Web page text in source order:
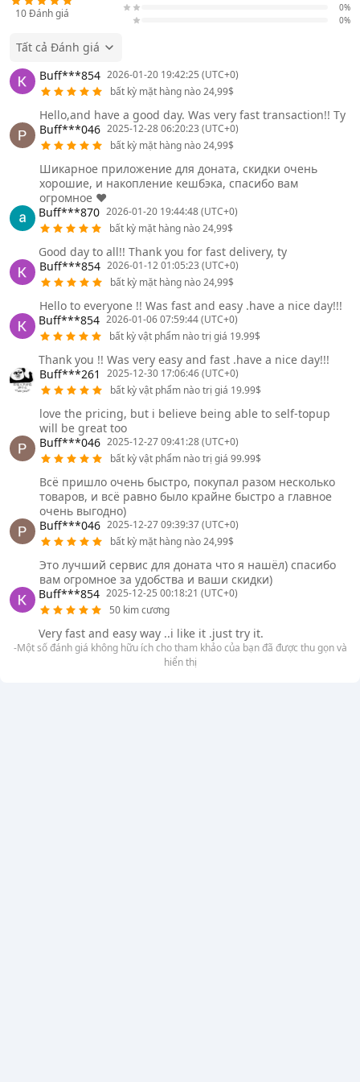
10Đánh giá
0%
0%
Tất cả Đánh giá
Buff***854 2026-01-20 19:42:25 (UTC+0)
bất kỳ mặt hàng nào 24,99$
Hello,and have a good day. Was very fast transaction!! Ty
Buff***046 2025-12-28 06:20:23 (UTC+0)
bất kỳ mặt hàng nào 24,99$
Шикарное приложение для доната, скидки очень
хорошие, и накопление кешбэка, спасибо вам
огромное ❤️
Buff***870 2026-01-20 19:44:48 (UTC+0)
bất kỳ mặt hàng nào 24,99$
Good day to all!! Thank you for fast delivery, ty
Buff***854 2026-01-12 01:05:23 (UTC+0)
bất kỳ mặt hàng nào 24,99$
Hello to everyone !! Was fast and easy .have a nice day!!!
Buff***854 2026-01-06 07:59:44 (UTC+0)
bất kỳ vật phẩm nào trị giá 19.99$
Thank you !! Was very easy and fast .have a nice day!!!
Buff***261
2025-12-30 17:06:46 (UTC+0)
bất kỳ vật phẩm nào trị giá 19.99$
love the pricing, but i believe being able to self-topup
will be great too
Buff***046 2025-12-27 09:41:28 (UTC+0)
bất kỳ vật phẩm nào trị giá 99.99$
Всё пришло очень быстро, покупал разом несколько
товаров, и всё равно было крайне быстро а главное
очень выгодно)
Buff***046 2025-12-27 09:39:37 (UTC+0)
bất kỳ mặt hàng nào 24,99$
Это лучший сервис для доната что я нашёл) спасибо
вам огромное за удобства и ваши скидки)
Buff***854 2025-12-25 00:18:21 (UTC+0)
50 kim cương
Very fast and easy way ..i like it .just try it.
-Một số đánh giá không hữu ích cho tham khảo của bạn đã được thu gọn và
hiển thị